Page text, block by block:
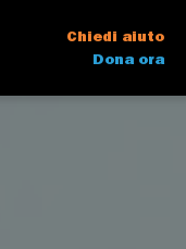
Chiedi aiuto
Dona ora